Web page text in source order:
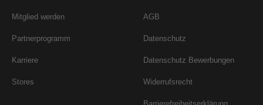
Mitglied werden
Partnerprogramm
Karriere
Stores
AGB
Datenschutz
Datenschutz Bewerbungen
Widerrufsrecht